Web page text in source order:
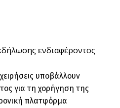
ενδιαφέροντος
υποβάλλουν
για τη χορήγηση της
πλατφόρμα